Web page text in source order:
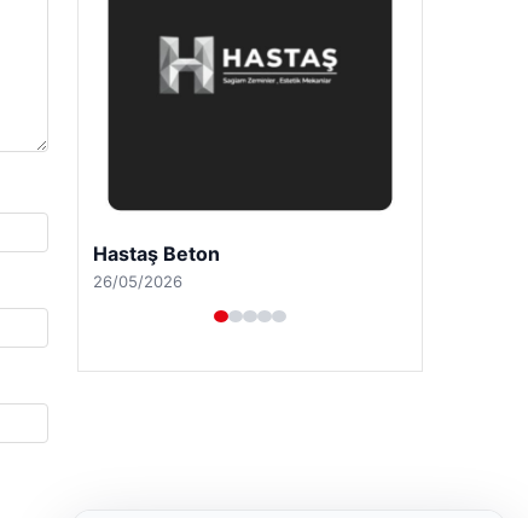
Enes Kaplan Avukatlık Bürosu
28/04/2026